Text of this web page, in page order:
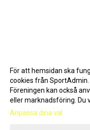
Gå till
För att hemsidan ska
cookies från
Föreningen kan också
eller marknadsföring. Du
Anpassa dina val